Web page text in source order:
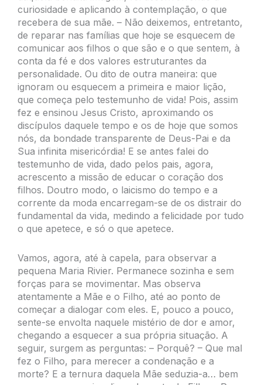
curiosidade e aplicando à contemplação, o que
recebera de sua mãe. – Não deixemos, entretanto,
de reparar nas famílias que hoje se esquecem de
comunicar aos filhos o que são e o que sentem, à
conta da fé e dos valores estruturantes da
personalidade. Ou dito de outra maneira: que
ignoram ou esquecem a primeira e maior lição,
que começa pelo testemunho de vida! Pois, assim
fez e ensinou Jesus Cristo, aproximando os
discípulos daquele tempo e os de hoje que somos
nós, da bondade transparente de Deus-Pai e da
Sua infinita misericórdia! E se antes falei do
testemunho de vida, dado pelos pais, agora,
acrescento a missão de educar o coração dos
filhos. Doutro modo, o laicismo do tempo e a
corrente da moda encarregam-se de os distrair do
fundamental da vida, medindo a felicidade por tudo
o que apetece, e só o que apetece.
Vamos, agora, até à capela, para observar a
pequena Maria Rivier. Permanece sozinha e sem
forças para se movimentar. Mas observa
atentamente a Mãe e o Filho, até ao ponto de
começar a dialogar com eles. E, pouco a pouco,
sente-se envolta naquele mistério de dor e amor,
chegando a esquecer a sua própria situação. A
seguir, surgem as perguntas: – Porquê? – Que mal
fez o Filho, para merecer a condenação e a
morte? E a ternura daquela Mãe seduzia-a… bem